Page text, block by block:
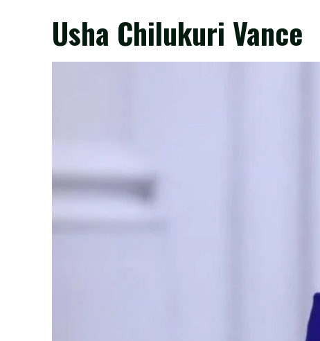
Usha Chilukuri Vance